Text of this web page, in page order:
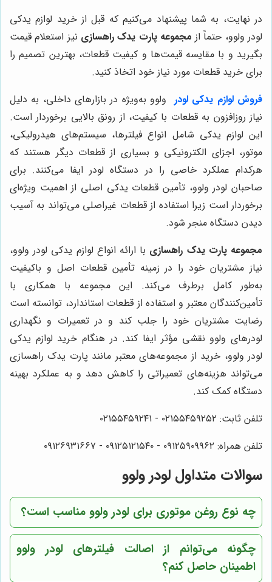
در نهایت، به شما پیشنهاد می‌کنیم که قبل از خرید لوازم یدکی
لودر ولوو، حتماً از مجموعه پارت یدک راهسازی نیز استعلام قیمت
بگیرید و با مقایسه قیمت‌ها و کیفیت قطعات، بهترین تصمیم را
برای خرید قطعات مورد نیاز خود اتخاذ کنید.
فروش لوازم یدکی لودر ولوو به‌ویژه در بازارهای داخلی، به دلیل
نیاز روزافزون به قطعات با کیفیت، از رونق بالایی برخوردار است.
این لوازم یدکی شامل انواع فیلترها، سیستم‌های هیدرولیکی،
موتور، اجزای الکترونیکی و بسیاری از قطعات دیگر هستند که
هرکدام عملکرد خاصی را در دستگاه لودر ایفا می‌کنند. برای
صاحبان لودر ولوو، تأمین قطعات یدکی اصلی از اهمیت ویژه‌ای
برخوردار است زیرا استفاده از قطعات غیراصلی می‌تواند به آسیب
دیدن دستگاه منجر شود.
مجموعه پارت یدک راهسازی با ارائه انواع لوازم یدکی لودر ولوو،
نیاز مشتریان خود را در زمینه تأمین قطعات اصل و باکیفیت
به‌طور کامل برطرف می‌کند. این مجموعه با همکاری با
تأمین‌کنندگان معتبر و استفاده از قطعات استاندارد، توانسته است
رضایت مشتریان خود را جلب کند و در تعمیرات و نگهداری
لودرهای ولوو نقشی مؤثر ایفا کند. در هنگام خرید لوازم یدکی
لودر ولوو، خرید از مجموعه‌های معتبر مانند پارت یدک راهسازی
می‌تواند هزینه‌های تعمیراتی را کاهش دهد و به عملکرد بهینه
دستگاه کمک کند.
تلفن ثابت: ۰۲۱۵۵۴۵۹۲۵۲ - ۰۲۱۵۵۴۵۹۲۴۱
تلفن همراه: ۰۹۱۲۵۹۰۹۹۶۲ - ۰۹۱۲۵۱۲۱۵۴۰‌‌‌ - ۰۹۱۲۶۹۳۱۶۶۷
سوالات متداول لودر ولوو
چه نوع روغن موتوری برای لودر ولوو مناسب است؟
چگونه می‌توانم از اصالت فیلترهای لودر ولوو
اطمینان حاصل کنم؟